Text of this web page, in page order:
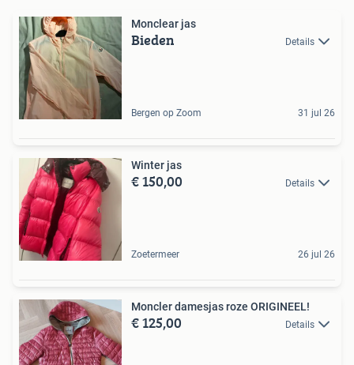
Monclear jas
Bieden Details
Bergen op Zoom 31 jul 26
Winter jas
€ 150,00 Details
Zoetermeer 26 jul 26
Moncler damesjas roze ORIGINEEL!
€ 125,00 Details